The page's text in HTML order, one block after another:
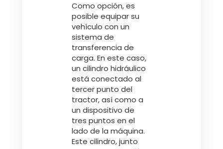
Como opción, es
posible equipar su
vehículo con un
sistema de
transferencia de
carga. En este caso,
un cilindro hidráulico
está conectado al
tercer punto del
tractor, así como a
un dispositivo de
tres puntos en el
lado de la máquina.
Este cilindro, junto